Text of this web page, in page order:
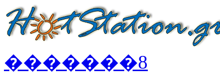
�������8